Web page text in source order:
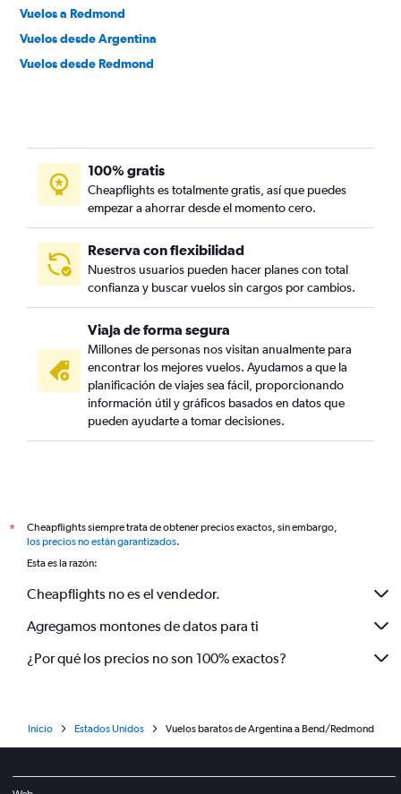
Vuelos a Redmond
Vuelos desde Argentina
Vuelos desde Redmond
100% gratis
Cheapflights es totalmente gratis, así que puedes
empezar a ahorrar desde el momento cero.
Reserva con flexibilidad
Nuestros usuarios pueden hacer planes con total
confianza y buscar vuelos sin cargos por cambios.
Viaja de forma segura
Millones de personas nos visitan anualmente para
encontrar los mejores vuelos. Ayudamos a que la
planificación de viajes sea fácil, proporcionando
información útil y gráficos basados en datos que
pueden ayudarte a tomar decisiones.
*
Cheapflights siempre trata de obtener precios exactos, sin embargo,
los precios no están garantizados.
Esta es la razón:
Cheapflights no es el vendedor.
Agregamos montones de datos para ti
¿Por qué los precios no son 100% exactos?
Inicio Estados Unidos Vuelos baratos de Argentina a Bend/Redmond